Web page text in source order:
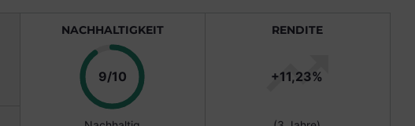
NACHHALTIGKEIT
9/10Punkte
RENDITE
+11,23%